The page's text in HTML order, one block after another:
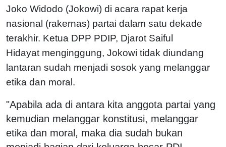
Joko Widodo (Jokowi) di acara rapat kerja
nasional (rakernas) partai dalam satu dekade
terakhir. Ketua DPP PDIP, Djarot Saiful
Hidayat menginggung, Jokowi tidak diundang
lantaran sudah menjadi sosok yang melanggar
etika dan moral.
"Apabila ada di antara kita anggota partai yang
kemudian melanggar konstitusi, melanggar
etika dan moral, maka dia sudah bukan